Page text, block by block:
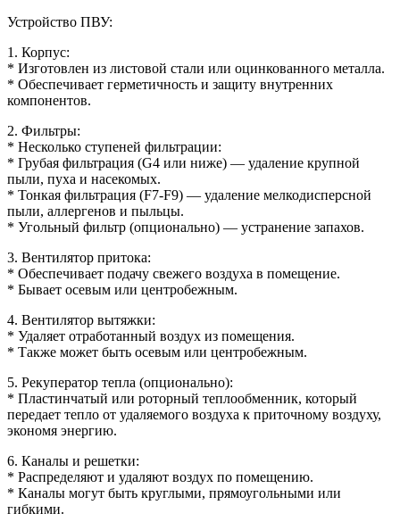
Устройство ПВУ:
1. Корпус:
* Изготовлен из листовой стали или оцинкованного металла.
* Обеспечивает герметичность и защиту внутренних
компонентов.
2. Фильтры:
* Несколько ступеней фильтрации:
* Грубая фильтрация (G4 или ниже) — удаление крупной
пыли, пуха и насекомых.
* Тонкая фильтрация (F7-F9) — удаление мелкодисперсной
пыли, аллергенов и пыльцы.
* Угольный фильтр (опционально) — устранение запахов.
3. Вентилятор притока:
* Обеспечивает подачу свежего воздуха в помещение.
* Бывает осевым или центробежным.
4. Вентилятор вытяжки:
* Удаляет отработанный воздух из помещения.
* Также может быть осевым или центробежным.
5. Рекуператор тепла (опционально):
* Пластинчатый или роторный теплообменник, который
передает тепло от удаляемого воздуха к приточному воздуху,
экономя энергию.
6. Каналы и решетки:
* Распределяют и удаляют воздух по помещению.
* Каналы могут быть круглыми, прямоугольными или
гибкими.